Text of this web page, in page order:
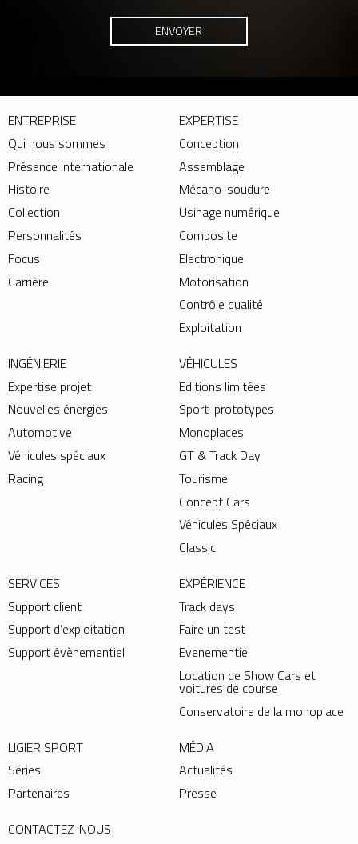
ENTREPRISE
Qui nous sommes
Présence internationale
Histoire
Collection
Personnalités
Focus
Carrière
EXPERTISE
Conception
Assemblage
Mécano-soudure
Usinage numérique
Composite
Electronique
Motorisation
Contrôle qualité
Exploitation
INGÉNIERIE
Expertise projet
Nouvelles énergies
Automotive
Véhicules spéciaux
Racing
VÉHICULES
Editions limitées
Sport-prototypes
Monoplaces
GT & Track Day
Tourisme
Concept Cars
Véhicules Spéciaux
Classic
SERVICES
Support client
Support d’exploitation
Support évènementiel
EXPÉRIENCE
Track days
Faire un test
Evenementiel
Location de Show Cars et
voitures de course
Conservatoire de la monoplace
LIGIER SPORT
Séries
Partenaires
MÉDIA
Actualités
Presse
CONTACTEZ-NOUS